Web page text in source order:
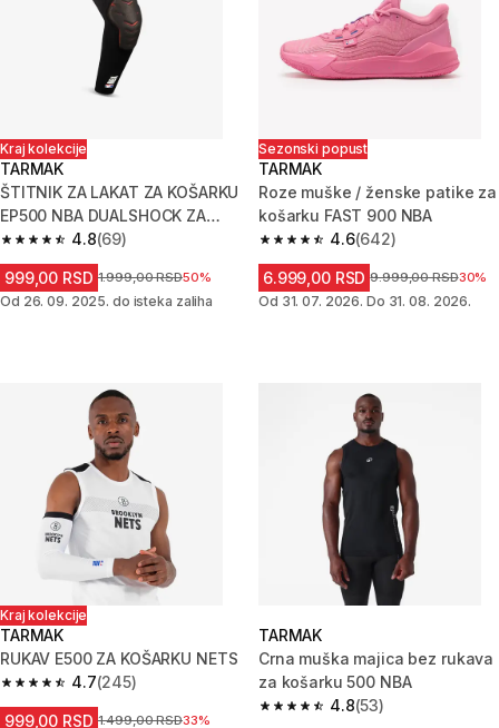
Kraj kolekcije
TARMAK
ŠTITNIK ZA LAKAT ZA KOŠARKU
EP500 NBA DUALSHOCK ZA
ODRASLE - CRNI
4.8
4.8 od 5 zvezdica from 69 Recenzije
(69)
999,00 RSD Cena pre sniženja
1.999,00 RSD50%
Od 26. 09. 2025. do isteka zaliha
Sezonski popust
TARMAK
Roze muške / ženske patike za
košarku FAST 900 NBA
4.6
4.6 od 5 zvezdica from 642
(642)
6.999,00 RSD Cena pre sniženja
9.999,00 RSD30%
Od 31. 07. 2026. Do 31. 08. 2026.
Kraj kolekcije
TARMAK
RUKAV E500 ZA KOŠARKU NETS
4.7
4.7 od 5 zvezdica from 245 Recenzije
(245)
999,00 RSD Cena pre sniženja
1.499,00 RSD33%
TARMAK
Crna muška majica bez rukava
za košarku 500 NBA
4.8
4.8 od 5 zvezdica from 53
(53)